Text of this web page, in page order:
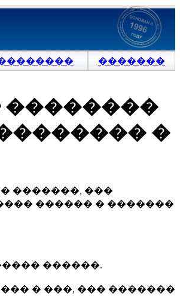
�������
��������
�
�������, ���
������ � �������
������.
� ���, ��� �������